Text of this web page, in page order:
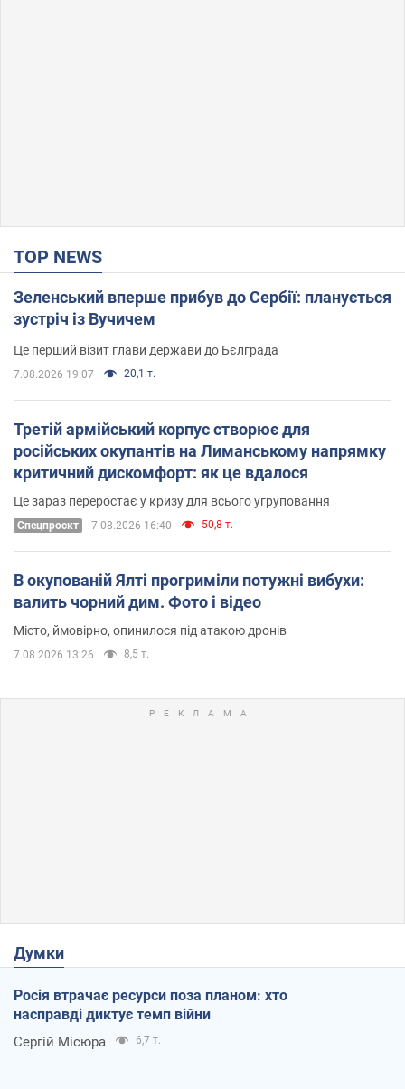
TOP NEWS
Зеленський вперше прибув до Сербії: планується
зустріч із Вучичем
Це перший візит глави держави до Бєлграда
7.08.2026 19:07 20,1 т.
Третій армійський корпус створює для
російських окупантів на Лиманському напрямку
критичний дискомфорт: як це вдалося
Це зараз переростає у кризу для всього угруповання
Cпецпроєкт 7.08.2026 16:40 50,8 т.
В окупованій Ялті прогриміли потужні вибухи:
валить чорний дим. Фото і відео
Місто, ймовірно, опинилося під атакою дронів
7.08.2026 13:26 8,5 т.
Думки
Росія втрачає ресурси поза планом: хто
насправді диктує темп війни
Сергій Місюра 6,7 т.